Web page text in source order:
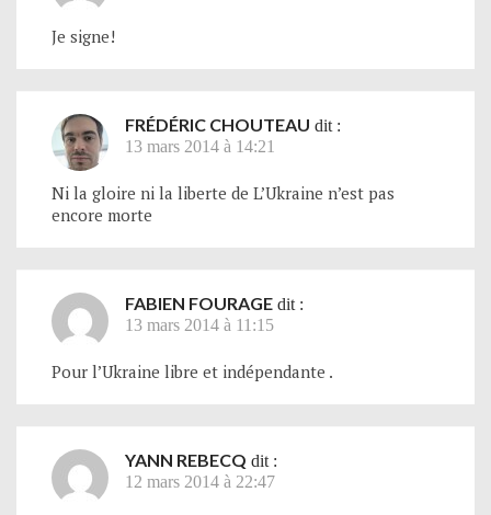
Je signe!
FRÉDÉRIC CHOUTEAU dit :
13 mars 2014 à 14:21
Ni la gloire ni la liberte de L’Ukraine n’est pas
encore morte
FABIEN FOURAGE dit :
13 mars 2014 à 11:15
Pour l’Ukraine libre et indépendante .
YANN REBECQ dit :
12 mars 2014 à 22:47